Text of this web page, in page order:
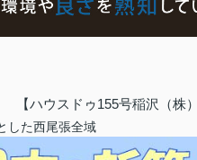
【ハウスドゥ155号稲沢（株
した西尾張全域